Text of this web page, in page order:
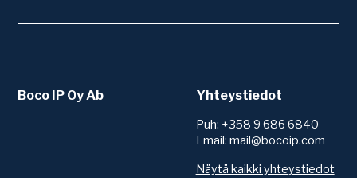
Boco IP Oy Ab Yhteystiedot
Puh: +358 9 686 6840
Email: mail@bocoip.com
Näytä kaikki yhteystiedot